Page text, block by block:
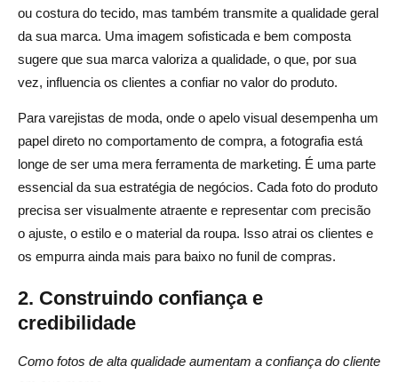
ou costura do tecido, mas também transmite a qualidade geral
da sua marca. Uma imagem sofisticada e bem composta
sugere que sua marca valoriza a qualidade, o que, por sua
vez, influencia os clientes a confiar no valor do produto.
Para varejistas de moda, onde o apelo visual desempenha um
papel direto no comportamento de compra, a fotografia está
longe de ser uma mera ferramenta de marketing. É uma parte
essencial da sua estratégia de negócios. Cada foto do produto
precisa ser visualmente atraente e representar com precisão
o ajuste, o estilo e o material da roupa. Isso atrai os clientes e
os empurra ainda mais para baixo no funil de compras.
2. Construindo confiança e
credibilidade
Como fotos de alta qualidade aumentam a confiança do cliente